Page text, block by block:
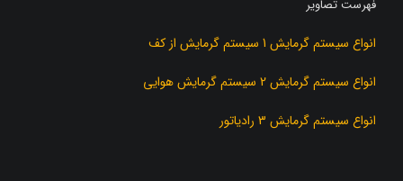
فهرست تصاویر
انواع سیستم گرمایش 1 سیستم گرمایش از کف
انواع سیستم گرمایش 2 سیستم گرمایش هوایی
انواع سیستم گرمایش 3 رادیاتور